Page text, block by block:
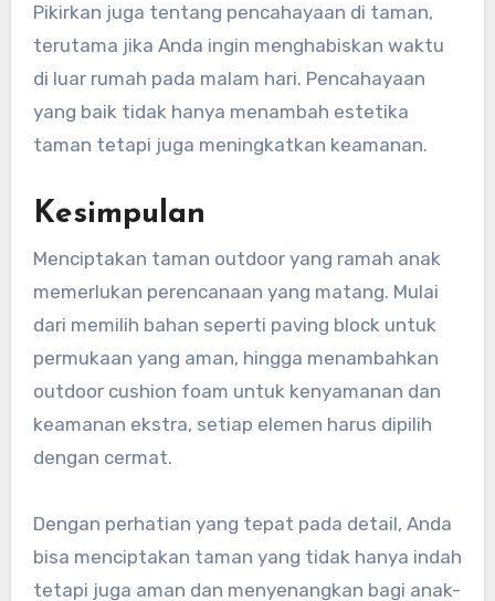
Pikirkan juga tentang pencahayaan di taman,
terutama jika Anda ingin menghabiskan waktu
di luar rumah pada malam hari. Pencahayaan
yang baik tidak hanya menambah estetika
taman tetapi juga meningkatkan keamanan.
Kesimpulan
Menciptakan taman outdoor yang ramah anak
memerlukan perencanaan yang matang. Mulai
dari memilih bahan seperti paving block untuk
permukaan yang aman, hingga menambahkan
outdoor cushion foam untuk kenyamanan dan
keamanan ekstra, setiap elemen harus dipilih
dengan cermat.
Dengan perhatian yang tepat pada detail, Anda
bisa menciptakan taman yang tidak hanya indah
tetapi juga aman dan menyenangkan bagi anak-